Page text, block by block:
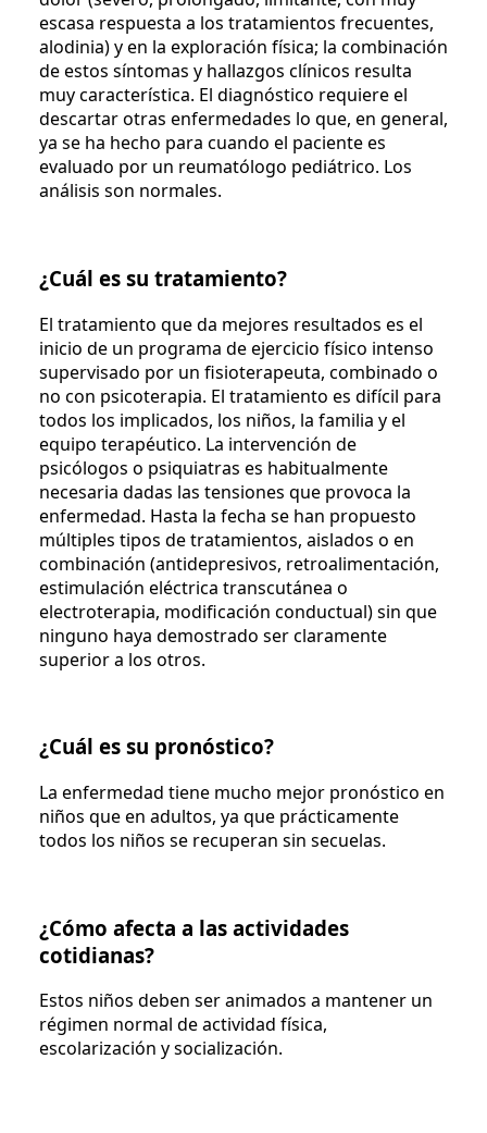
escasa respuesta a los tratamientos frecuentes,
alodinia) y en la exploración física; la combinación
de estos síntomas y hallazgos clínicos resulta
muy característica. El diagnóstico requiere el
descartar otras enfermedades lo que, en general,
ya se ha hecho para cuando el paciente es
evaluado por un reumatólogo pediátrico. Los
análisis son normales.
¿Cuál es su tratamiento?
El tratamiento que da mejores resultados es el
inicio de un programa de ejercicio físico intenso
supervisado por un fisioterapeuta, combinado o
no con psicoterapia. El tratamiento es difícil para
todos los implicados, los niños, la familia y el
equipo terapéutico. La intervención de
psicólogos o psiquiatras es habitualmente
necesaria dadas las tensiones que provoca la
enfermedad. Hasta la fecha se han propuesto
múltiples tipos de tratamientos, aislados o en
combinación (antidepresivos, retroalimentación,
estimulación eléctrica transcutánea o
electroterapia, modificación conductual) sin que
ninguno haya demostrado ser claramente
superior a los otros.
¿Cuál es su pronóstico?
La enfermedad tiene mucho mejor pronóstico en
niños que en adultos, ya que prácticamente
todos los niños se recuperan sin secuelas.
¿Cómo afecta a las actividades
cotidianas?
Estos niños deben ser animados a mantener un
régimen normal de actividad física,
escolarización y socialización.